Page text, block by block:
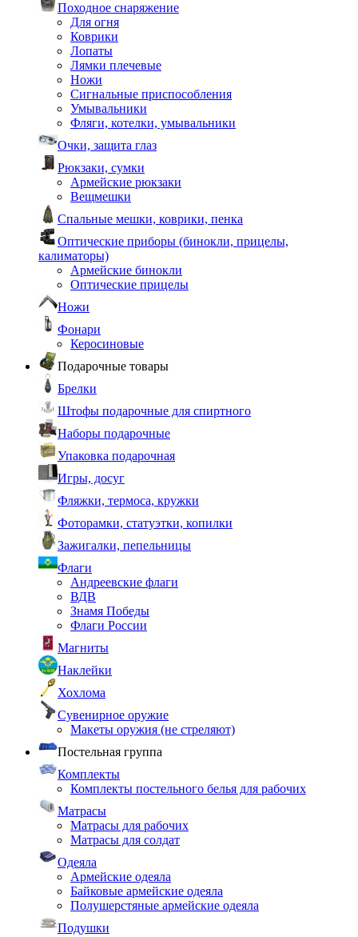
Походное снаряжение
Для огня
Коврики
Лопаты
Лямки плечевые
Ножи
Сигнальные приспособления
Умывальники
Фляги, котелки, умывальники
Очки, защита глаз
Рюкзаки, сумки
Армейские рюкзаки
Вещмешки
Спальные мешки, коврики, пенка
Оптические приборы (бинокли, прицелы,
калиматоры)
Армейские бинокли
Оптические прицелы
Ножи
Фонари
Керосиновые
Подарочные товары
Брелки
Штофы подарочные для спиртного
Наборы подарочные
Упаковка подарочная
Игры, досуг
Фляжки, термоса, кружки
Фоторамки, статуэтки, копилки
Зажигалки, пепельницы
Флаги
Андреевские флаги
ВДВ
Знамя Победы
Флаги России
Магниты
Наклейки
Хохлома
Сувенирное оружие
Макеты оружия (не стреляют)
Постельная группа
Комплекты
Комплекты постельного белья для рабочих
Матрасы
Матрасы для рабочих
Матрасы для солдат
Одеяла
Армейские одеяла
Байковые армейские одеяла
Полушерстяные армейские одеяла
Подушки